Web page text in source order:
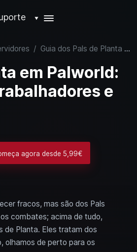
▼
/ Guia dos Pals de Planta em Palworld: Melhores lutadores, trabalhadores e montarias
em Palworld:
e
agora desde 5,99€
fracos, mas são dos Pals
combates; acima de tudo,
de Planta. Eles tratam dos
olhamos de perto para os